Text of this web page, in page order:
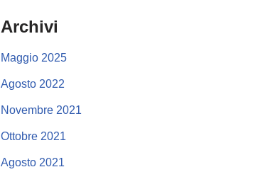
Archivi
Maggio 2025
Agosto 2022
Novembre 2021
Ottobre 2021
Agosto 2021